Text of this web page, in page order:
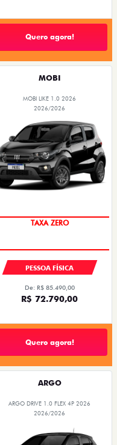
Quero agora!
MOBI
MOBI LIKE 1.0 2026
2026/2026
TAXA ZERO
PESSOA FÍSICA
De: R$ 85.490,00
R$ 72.790,00
Quero agora!
ARGO
ARGO DRIVE 1.0 FLEX 4P 2026
2026/2026